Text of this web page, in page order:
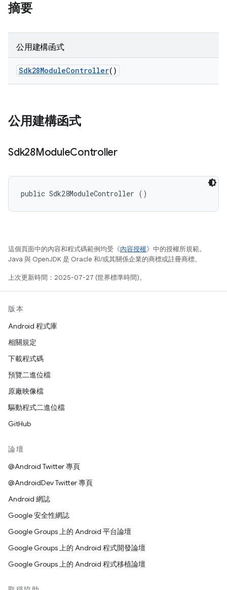
摘要
公用建構函式
Sdk28ModuleController()
公用建構函式
Sdk28ModuleController
public Sdk28ModuleController ()
這個頁面中的內容和程式碼範例均受《內容授權》中的授權所規範。
Java 與 OpenJDK 是 Oracle 和/或其關係企業的商標或註冊商標。
上次更新時間：2025-07-27 (世界標準時間)。
版本
Android 程式庫
相關規定
下載程式碼
預覽二進位檔
原廠映像檔
驅動程式二進位檔
GitHub
論壇
@Android Twitter 專頁
@AndroidDev Twitter 專頁
Android 網誌
Google 安全性網誌
Google Groups 上的 Android 平台論壇
Google Groups 上的 Android 程式開發論壇
Google Groups 上的 Android 程式移植論壇